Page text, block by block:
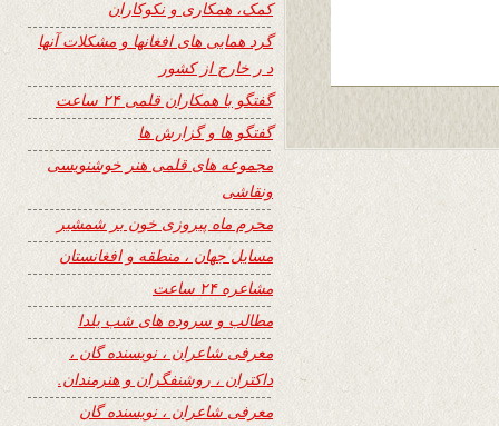
کمک، همکاری و نکوکاران
گرد همایی های افغانها و مشکلات آنها
د ر خارج از کشور
گفتگو با همکاران قلمی ۲۴ ساعت
گفتگو ها و گزارش ها
مجموعه های قلمی هنر خوشنویسی
ونقاشی
محرم ماه پیروزی خون بر شمشیر
مسایل جهان ، منطقه و افغانستان
مشاعره ۲۴ ساعت
مطالب و سروده های شب یلدا
معرفی شاعران ، نویسنده گان ،
داکتران ، روشنفگران و هنرمندان.
معرفی شاعران ، نویسنده گان